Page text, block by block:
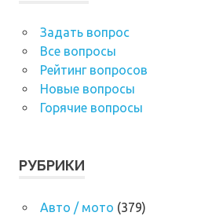
Задать вопрос
Все вопросы
Рейтинг вопросов
Новые вопросы
Горячие вопросы
РУБРИКИ
Авто / мото (379)